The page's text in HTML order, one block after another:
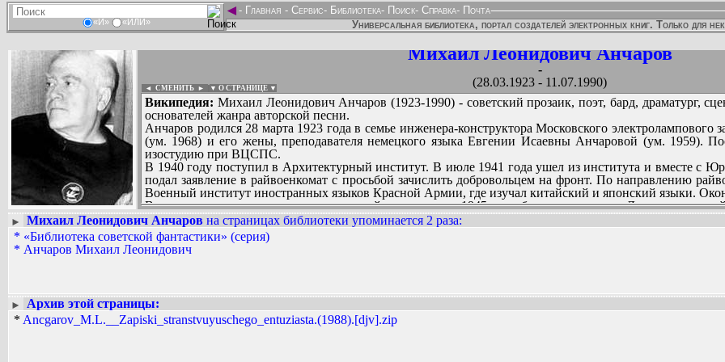
«И» «ИЛИ»
◄- Главная - Сервис- Библиотека- Поиск- Справка- Почта
Универсальная библиотека, портал создателей электронных книг. Только для
Михаил Леонидович Анчаров
-
(28.03.1923 - 11.07.1990)
◄ СМЕНИТЬ ► ▼ О СТРАНИЦЕ ▼
Википедия: Михаил Леонидович Анчаров (1923-1990) - советский прозаик, поэт, бард, драматург,
основателей жанра авторской песни.
Анчаров родился 28 марта 1923 года в семье инженера-конструктора Московского
(ум. 1968) и его жены, преподавателя немецкого языка Евгении Исаевны Анчаровой (ум. 1959).
изостудию при ВЦСПС.
В 1940 году поступил в Архитектурный институт. В июле 1941 года ушел из института и вместе с
подал заявление в райвоенкомат с просьбой зачислить добровольцем на фронт. По направлению
Военный институт иностранных языков Красной Армии, где изучал китайский и японский языки.
В качестве военного переводчика с китайского языка в 1945 году был направлен на
десантных войсках, участвовал в боевых действиях Советской Армии в Маньчжурии. В
Демобилизовавшись в 1947 году, жил на случайные заработки.
В 1948 году поступил по конкурсу на живописное отделение ВГИКа. Знакомство с Т.И.
планы: после месяца учебы во ВГИКе перешел на факультет живописи Московского
Сценарной студии Управления по производству фильмов Министерства культуры СССР.
В 1959-1961 годах снова жил на случайные заработки. С 1962 года пишет сценарии (в том числе к
днем»). 27 декабря 1966 года становится членом Союза писателей СССР.
Вадим Ершов...
...
► Михаил Леонидович Анчаров на страницах библиотеки упоминается 2 раза:
* «Библиотека советской фантастики» (серия)
* Анчаров Михаил Леонидович
►
Архив этой страницы:
* Ancgarov_M.L.__Zapiski_stranstvuyuschego_entuziasta.(1988).[djv].zip